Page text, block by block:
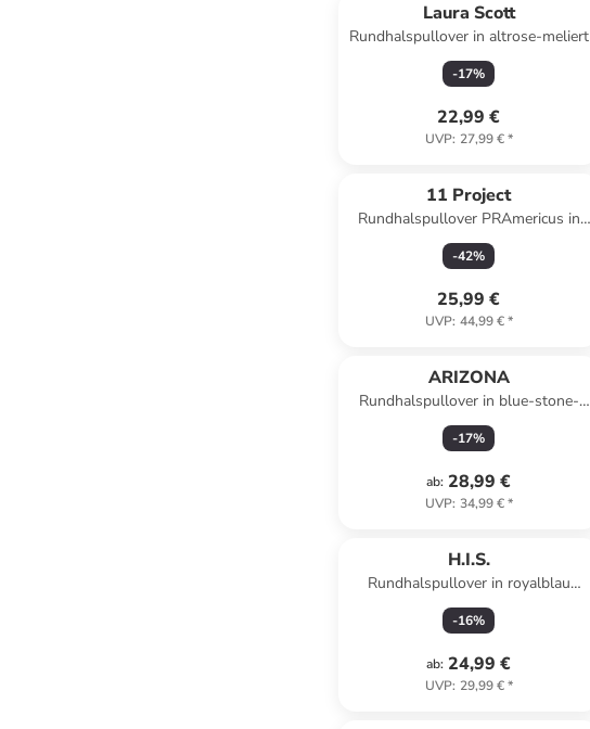
Laura Scott
Rundhalspullover in altrose-meliert
-17%
22,99 €
UVP: 27,99 €*
11 Project
Rundhalspullover PRAmericus in
Schwarz
-42%
25,99 €
UVP: 44,99 €*
ARIZONA
Rundhalspullover in blue-stone-
washed
-17%
ab: 28,99 €
UVP: 34,99 €*
H.I.S.
Rundhalspullover in royalblau
gestreif
-16%
ab: 24,99 €
UVP: 29,99 €*